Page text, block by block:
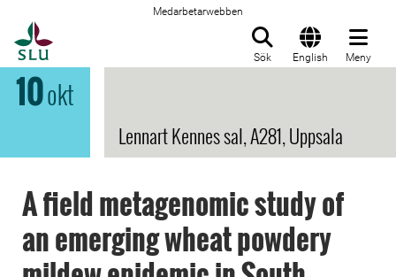
Medarbetarwebben
Sök English Meny
10okt
Lennart Kennes sal, A281, Uppsala
A field metagenomic study of
an emerging wheat powdery